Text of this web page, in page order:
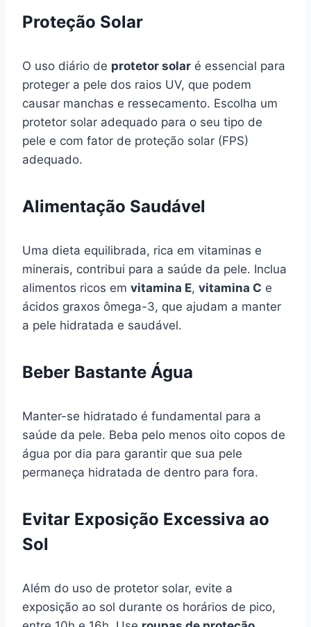
Proteção Solar
O uso diário de protetor solar é essencial para
proteger a pele dos raios UV, que podem
causar manchas e ressecamento. Escolha um
protetor solar adequado para o seu tipo de
pele e com fator de proteção solar (FPS)
adequado.
Alimentação Saudável
Uma dieta equilibrada, rica em vitaminas e
minerais, contribui para a saúde da pele. Inclua
alimentos ricos em vitamina E, vitamina C e
ácidos graxos ômega-3, que ajudam a manter
a pele hidratada e saudável.
Beber Bastante Água
Manter-se hidratado é fundamental para a
saúde da pele. Beba pelo menos oito copos de
água por dia para garantir que sua pele
permaneça hidratada de dentro para fora.
Evitar Exposição Excessiva ao
Sol
Além do uso de protetor solar, evite a
exposição ao sol durante os horários de pico,